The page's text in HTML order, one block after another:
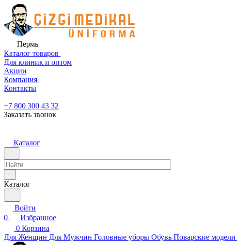
Пермь
Каталог товаров
Для клиник и оптом
Акции
Компания
Контакты
+7 800 300 43 32
Заказать звонок
Каталог
Каталог
Войти
0
Избранное
0 Корзина
Для Женщин Для Мужчин Головные уборы Обувь Поварские модели